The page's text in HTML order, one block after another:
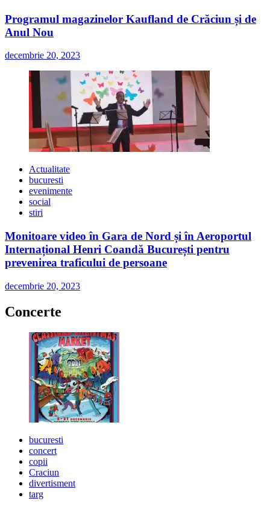
Programul magazinelor Kaufland de Crăciun și de
Anul Nou
decembrie 20, 2023
Actualitate
bucuresti
evenimente
social
stiri
Monitoare video în Gara de Nord și în Aeroportul
Internațional Henri Coandă București pentru
prevenirea traficului de persoane
decembrie 20, 2023
Concerte
bucuresti
concert
copii
Craciun
divertisment
targ